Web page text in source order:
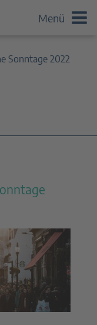
Menü
Sonntage 2022